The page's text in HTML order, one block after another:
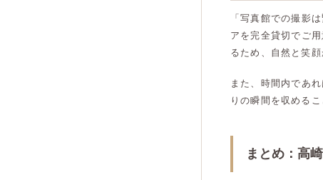
「写真館での撮影
アを完全貸切でご
るため、自然と笑
また、時間内であ
りの瞬間を収めるこ
まとめ：高